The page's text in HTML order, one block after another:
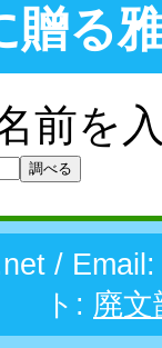
贈る
前を
/
ト: 廃文